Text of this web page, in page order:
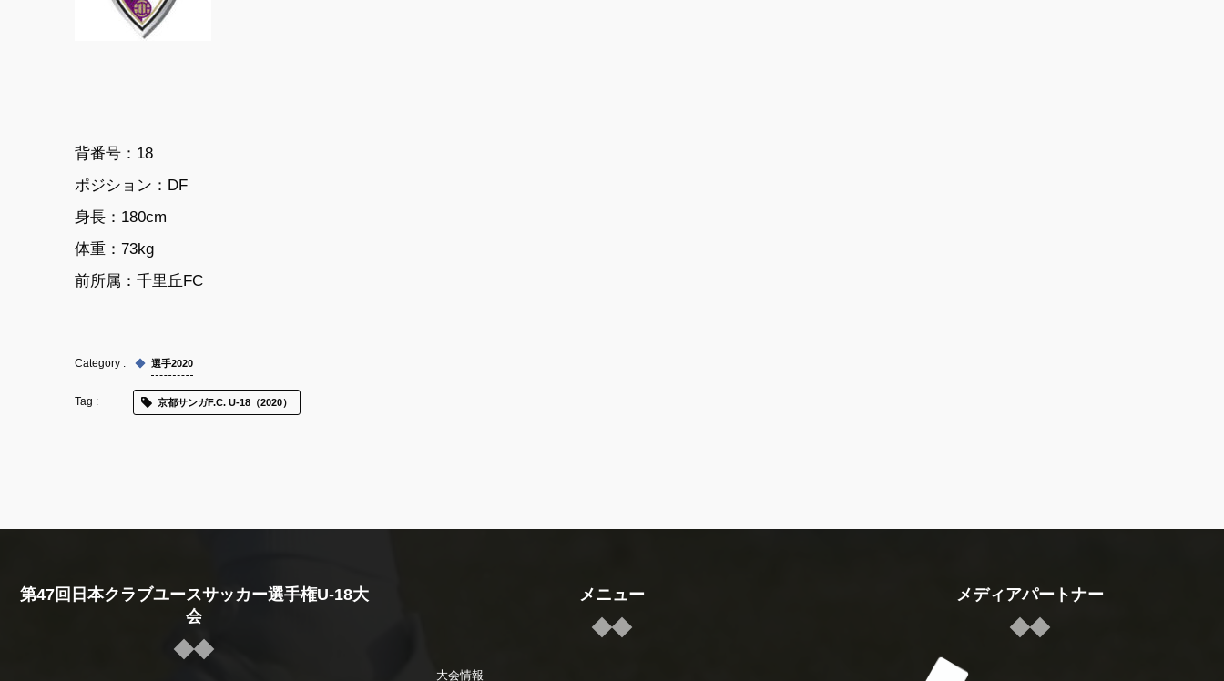
背番号：18
ポジション：DF
身長：180cm
体重：73kg
前所属： 千里丘FC
選手2020
京都サンガF.C. U-18（2020）
第47回日本クラブユースサッカー選手権U-18大
会
メニュー
大会情報
メディアパートナー